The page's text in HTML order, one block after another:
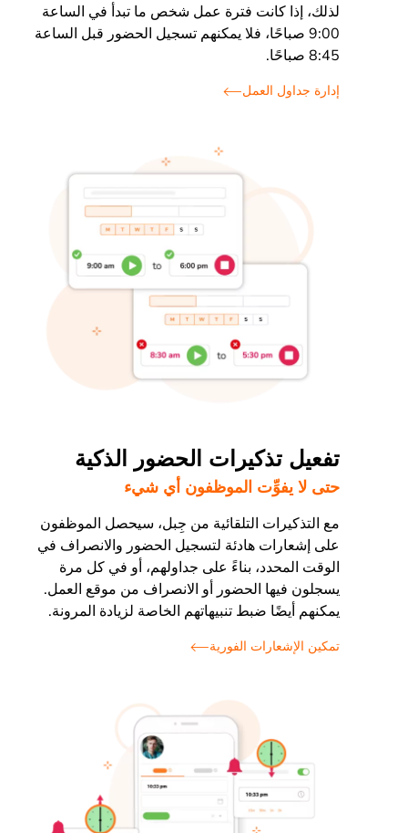
لذلك، إذا كانت فترة عمل شخص ما تبدأ في الساعة
9:00 صباحًا، فلا يمكنهم تسجيل الحضور قبل الساعة
8:45 صباحًا.
إدارة جداول العمل
تفعيل تذكيرات الحضور الذكية
حتى لا يفوِّت الموظفون أي شيء
مع التذكيرات التلقائية من جِبل، سيحصل الموظفون
على إشعارات هادئة لتسجيل الحضور والانصراف في
الوقت المحدد، بناءً على جداولهم، أو في كل مرة
يسجلون فيها الحضور أو الانصراف من موقع العمل.
يمكنهم أيضًا ضبط تنبيهاتهم الخاصة لزيادة المرونة.
تمكين الإشعارات الفورية